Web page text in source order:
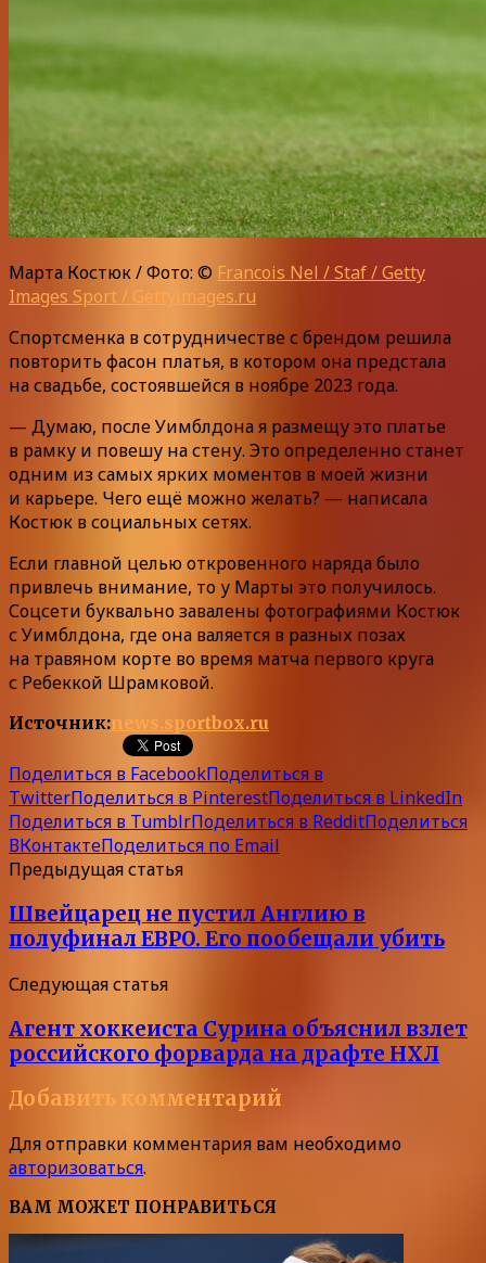
Марта Костюк / Фото: © Francois Nel / Staf / Getty
Images Sport / Gettyimages.ru
Спортсменка в сотрудничестве с брендом решила
повторить фасон платья, в котором она предстала
на свадьбе, состоявшейся в ноябре 2023 года.
— Думаю, после Уимблдона я размещу это платье
в рамку и повешу на стену. Это определенно станет
одним из самых ярких моментов в моей жизни
и карьере. Чего ещё можно желать? — написала
Костюк в социальных сетях.
Если главной целью откровенного наряда было
привлечь внимание, то у Марты это получилось.
Соцсети буквально завалены фотографиями Костюк
с Уимблдона, где она валяется в разных позах
на травяном корте во время матча первого круга
с Ребеккой Шрамковой.
Источник:news.sportbox.ru
Поделиться в FacebookПоделиться в
TwitterПоделиться в PinterestПоделиться в LinkedIn
Поделиться в TumblrПоделиться в RedditПоделиться
ВКонтактеПоделиться по Email
Предыдущая статья
Швейцарец не пустил Англию в
полуфинал ЕВРО. Его пообещали убить
Следующая статья
Агент хоккеиста Сурина объяснил взлет
российского форварда на драфте НХЛ
Добавить комментарий
Для отправки комментария вам необходимо
авторизоваться.
ВАМ МОЖЕТ ПОНРАВИТЬСЯ